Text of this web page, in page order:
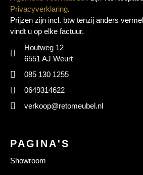
Privacyverklaring.
Prijzen zijn incl. btw tenzij anders
vindt u op elke factuur.
Houtweg 12
6551 AJ Weurt
085 130 1255
0649314622
verkoop@retomeubel.nl
PAGINA'S
Showroom